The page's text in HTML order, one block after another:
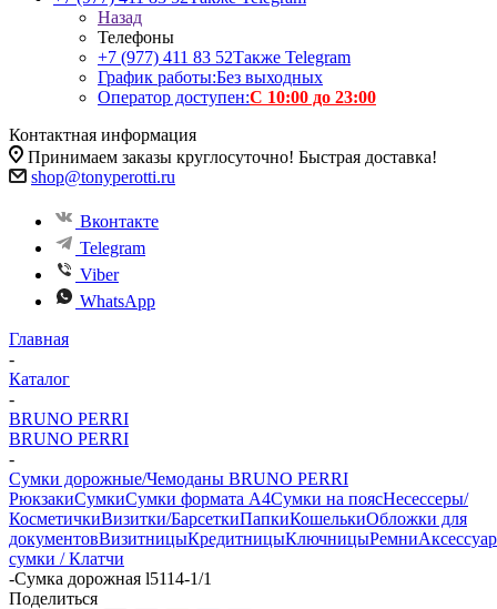
Назад
Телефоны
+7 (977) 411 83 52Также Telegram
График работы:Без выходных
Оператор доступен:С 10:00 до 23:00
Контактная информация
Принимаем заказы круглосуточно! Быстрая доставка!
shop@tonyperotti.ru
Вконтакте
Telegram
Viber
WhatsApp
Главная
-
Каталог
-
BRUNO PERRI
BRUNO PERRI
-
Сумки дорожные/Чемоданы BRUNO PERRI
РюкзакиСумкиСумки формата А4Сумки на поясНесессеры/
КосметичкиВизитки/БарсеткиПапкиКошелькиОбложки для
документовВизитницыКредитницыКлючницыРемни
сумки / Клатчи
-Сумка дорожная l5114-1/1
Поделиться